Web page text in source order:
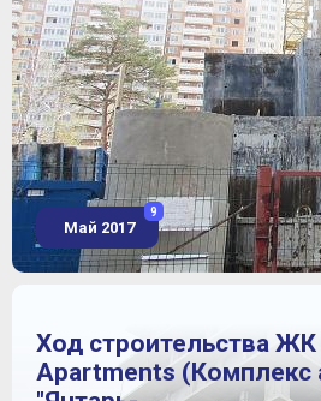
Май 2017
9
Ход строительства ЖК
Apartments (Комплекс